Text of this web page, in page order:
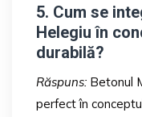
5. Cum se
Helegiu în
durabilă?
Răspuns: Betonul
perfect în